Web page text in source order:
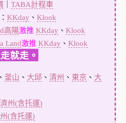
TABA計程車
KKday 、 Klook
高陽激推 KKday 、 Klook
Land激推 KKday 、 Klook
就走。
、 釜山 、 大邱 、 清州 、 東京 、 大
州(含托運)
(含托運)